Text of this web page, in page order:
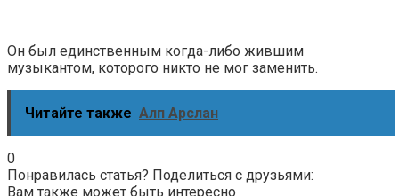
Он был единственным когда-либо жившим
музыкантом, которого никто не мог заменить.
Читайте также Алп Арслан
0
Понравилась статья? Поделиться с друзьями:
Вам также может быть интересно